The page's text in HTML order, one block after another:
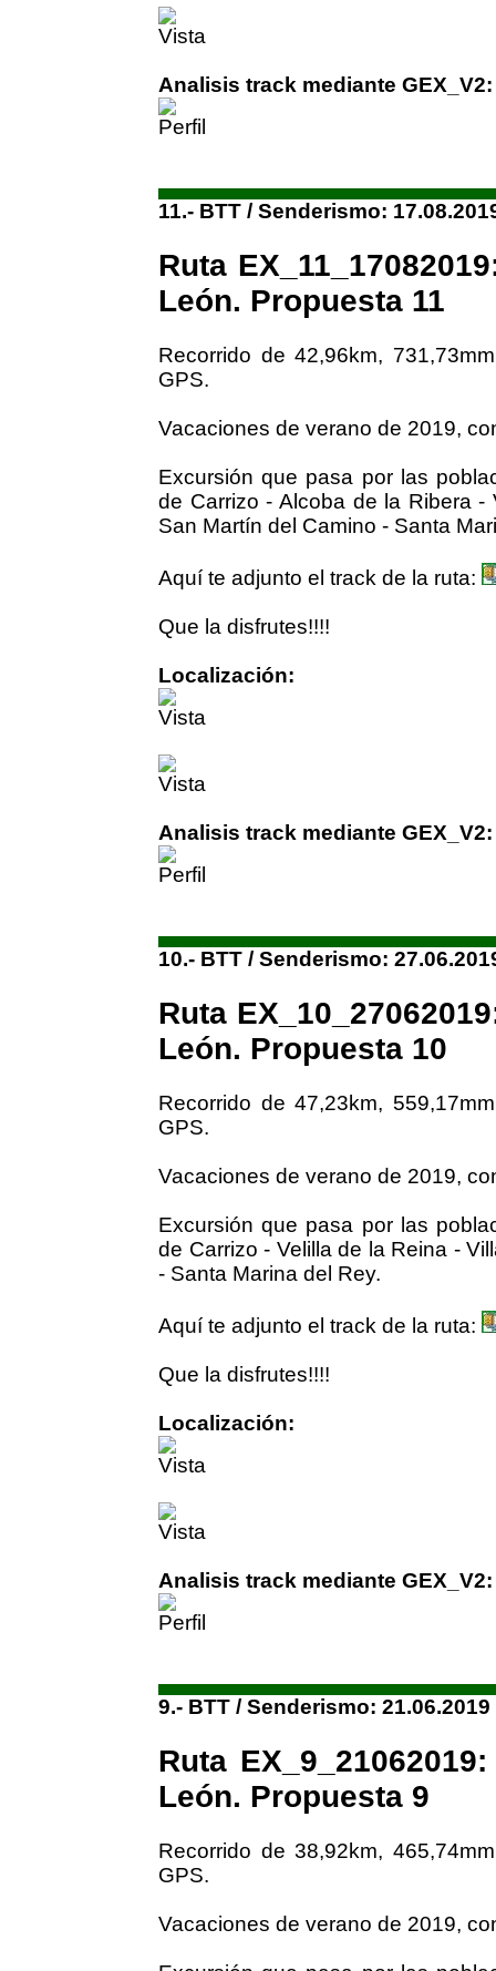
Analisis track mediante GEX_V2:
11.- BTT / Senderismo:
Ruta
León. Propuesta 11
Recorrido de 42,96km,
GPS.
Vacaciones de verano de 2019,
Excursión que pasa por las
de Carrizo - Alcoba de la Ribera
San Martín del Camino - Santa
Aquí te adjunto el track de la ruta:
Que la disfrutes!!!!
Localización:
Analisis track mediante GEX_V2:
10.- BTT / Senderismo:
Ruta
León. Propuesta 10
Recorrido de 47,23km,
GPS.
Vacaciones de verano de 2019,
Excursión que pasa por las
de Carrizo - Velilla de la Reina -
- Santa Marina del Rey.
Aquí te adjunto el track de la ruta:
Que la disfrutes!!!!
Localización:
Analisis track mediante GEX_V2:
9.- BTT / Senderismo: 21.06.2019
Ruta
León. Propuesta 9
Recorrido de 38,92km,
GPS.
Vacaciones de verano de 2019,